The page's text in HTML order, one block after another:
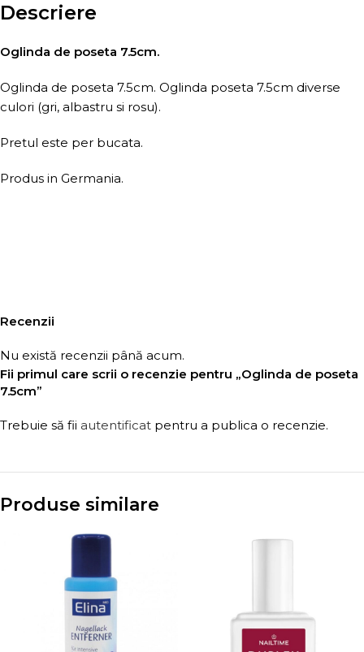
Descriere
Oglinda de poseta 7.5cm.
Oglinda de poseta 7.5cm. Oglinda poseta 7.5cm diverse
culori (gri, albastru si rosu).
Pretul este per bucata.
Produs in Germania.
Recenzii
Nu există recenzii până acum.
Fii primul care scrii o recenzie pentru „Oglinda de poseta
7.5cm”
Trebuie să fii autentificat pentru a publica o recenzie.
Produse similare